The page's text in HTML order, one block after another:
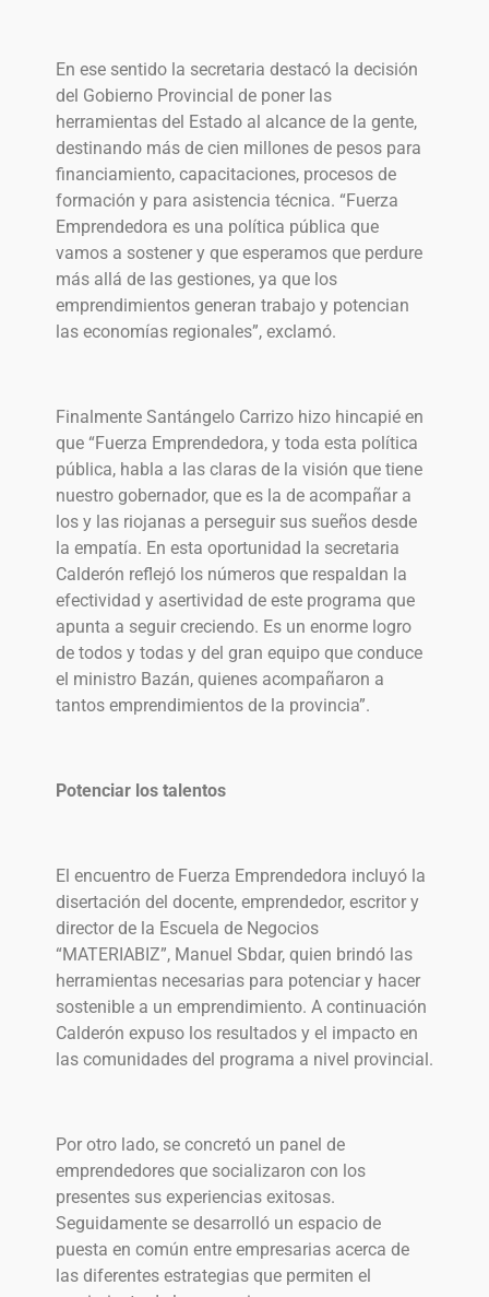
En ese sentido la secretaria destacó la decisión
del Gobierno Provincial de poner las
herramientas del Estado al alcance de la gente,
destinando más de cien millones de pesos para
financiamiento, capacitaciones, procesos de
formación y para asistencia técnica. “Fuerza
Emprendedora es una política pública que
vamos a sostener y que esperamos que perdure
más allá de las gestiones, ya que los
emprendimientos generan trabajo y potencian
las economías regionales”, exclamó.
Finalmente Santángelo Carrizo hizo hincapié en
que “Fuerza Emprendedora, y toda esta política
pública, habla a las claras de la visión que tiene
nuestro gobernador, que es la de acompañar a
los y las riojanas a perseguir sus sueños desde
la empatía. En esta oportunidad la secretaria
Calderón reflejó los números que respaldan la
efectividad y asertividad de este programa que
apunta a seguir creciendo. Es un enorme logro
de todos y todas y del gran equipo que conduce
el ministro Bazán, quienes acompañaron a
tantos emprendimientos de la provincia”.
Potenciar los talentos
El encuentro de Fuerza Emprendedora incluyó la
disertación del docente, emprendedor, escritor y
director de la Escuela de Negocios
“MATERIABIZ”, Manuel Sbdar, quien brindó las
herramientas necesarias para potenciar y hacer
sostenible a un emprendimiento. A continuación
Calderón expuso los resultados y el impacto en
las comunidades del programa a nivel provincial.
Por otro lado, se concretó un panel de
emprendedores que socializaron con los
presentes sus experiencias exitosas.
Seguidamente se desarrolló un espacio de
puesta en común entre empresarias acerca de
las diferentes estrategias que permiten el